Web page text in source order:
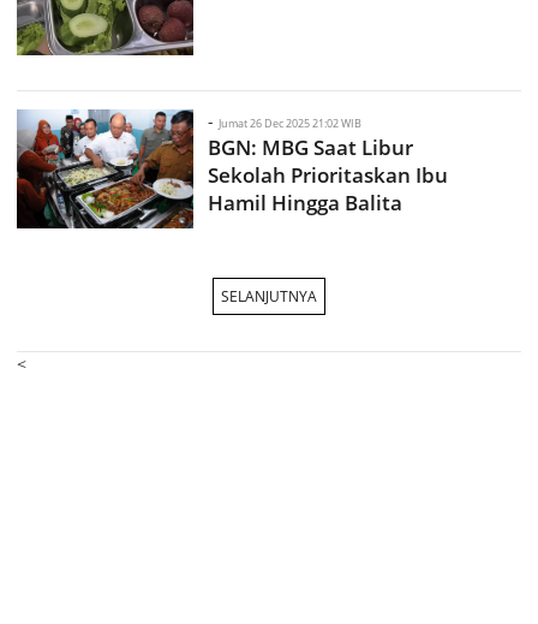
- Jumat 26 Dec 2025 21:02 WIB
BGN: MBG Saat Libur
Sekolah Prioritaskan Ibu
Hamil Hingga Balita
SELANJUTNYA
<